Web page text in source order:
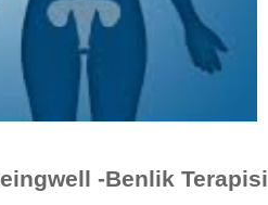
-Benlik Terapisi